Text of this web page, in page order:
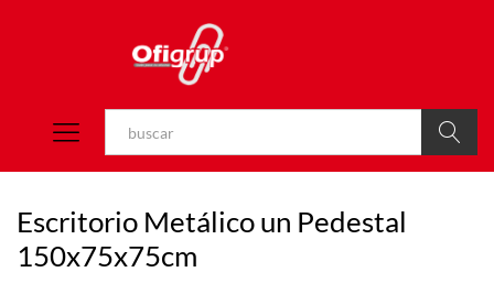
Buscar
Escritorio Metálico un Pedestal
150x75x75cm